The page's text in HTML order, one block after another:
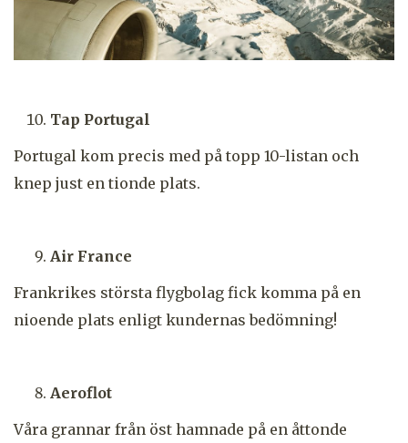
Tap Portugal
Portugal kom precis med på topp 10-listan och
knep just en tionde plats.
Air France
Frankrikes största flygbolag fick komma på en
nioende plats enligt kundernas bedömning!
Aeroflot
Våra grannar från öst hamnade på en åttonde